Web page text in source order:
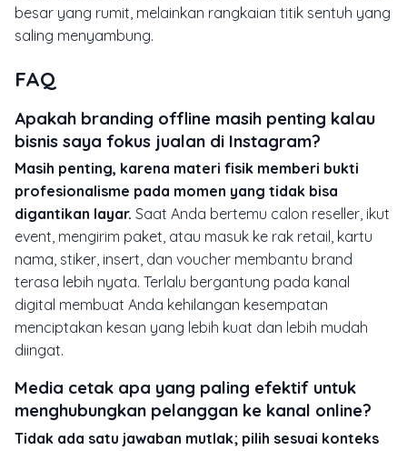
besar yang rumit, melainkan rangkaian titik sentuh yang
saling menyambung.
FAQ
Apakah branding offline masih penting kalau
bisnis saya fokus jualan di Instagram?
Masih penting, karena materi fisik memberi bukti
profesionalisme pada momen yang tidak bisa
digantikan layar. Saat Anda bertemu calon reseller, ikut
event, mengirim paket, atau masuk ke rak retail, kartu
nama, stiker, insert, dan voucher membantu brand
terasa lebih nyata. Terlalu bergantung pada kanal
digital membuat Anda kehilangan kesempatan
menciptakan kesan yang lebih kuat dan lebih mudah
diingat.
Media cetak apa yang paling efektif untuk
menghubungkan pelanggan ke kanal online?
Tidak ada satu jawaban mutlak; pilih sesuai konteks